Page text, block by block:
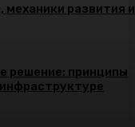
механики развития и
решение: принципы